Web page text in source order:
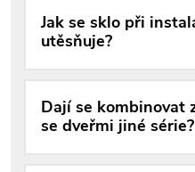
Jak se sklo při
utěsňuje?
Dají se kombinovat
se dveřmi jiné série?